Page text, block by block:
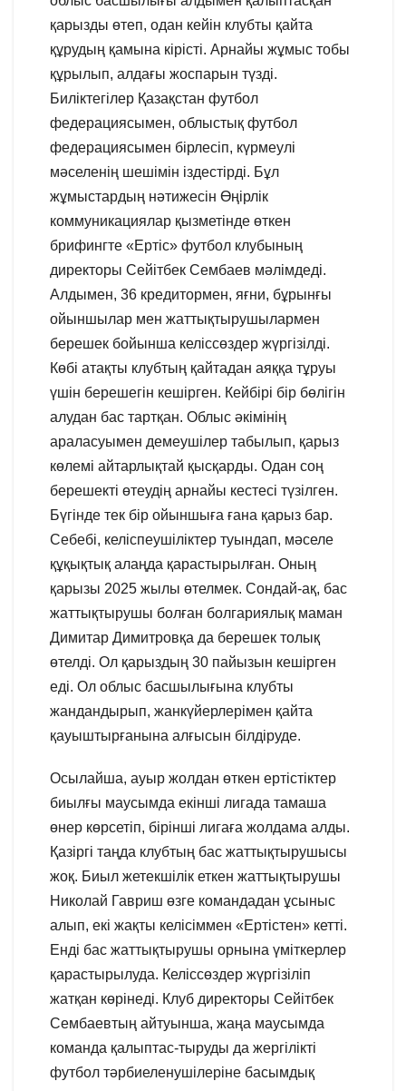
қарызды өтеп, одан кейін клубты қайта
құрудың қамына кірісті. Арнайы жұмыс тобы
құрылып, алдағы жоспарын түзді.
Биліктегілер Қазақстан футбол
федерациясымен, облыстық футбол
федерациясымен бірлесіп, күрмеулі
мәселенің шешімін іздестірді. Бұл
жұмыстардың нәтижесін Өңірлік
коммуникациялар қызметінде өткен
брифингте «Ертіс» футбол клубының
директоры Сейітбек Сембаев мәлімдеді.
Алдымен, 36 кредитормен, яғни, бұрынғы
ойыншылар мен жаттықтырушылармен
берешек бойынша келіссөздер жүргізілді.
Көбі атақты клубтың қайтадан аяққа тұруы
үшін берешегін кешірген. Кейбірі бір бөлігін
алудан бас тартқан. Облыс әкімінің
араласуымен демеушілер табылып, қарыз
көлемі айтарлықтай қысқарды. Одан соң
берешекті өтеудің арнайы кестесі түзілген.
Бүгінде тек бір ойыншыға ғана қарыз бар.
Себебі, келіспеушіліктер туындап, мәселе
құқықтық алаңда қарастырылған. Оның
қарызы 2025 жылы өтелмек. Сондай-ақ, бас
жаттықтырушы болған болгариялық маман
Димитар Димитровқа да берешек толық
өтелді. Ол қарыздың 30 пайызын кешірген
еді. Ол облыс басшылығына клубты
жандандырып, жанкүйерлерімен қайта
қауыштырғанына алғысын білдіруде.
Осылайша, ауыр жолдан өткен ертістіктер
биылғы маусымда екінші лигада тамаша
өнер көрсетіп, бірінші лигаға жолдама алды.
Қазіргі таңда клубтың бас жаттықтырушысы
жоқ. Биыл жетекшілік еткен жаттықтырушы
Николай Гавриш өзге командадан ұсыныс
алып, екі жақты келісіммен «Ертістен» кетті.
Енді бас жаттықтырушы орнына үміткерлер
қарастырылуда. Келіссөздер жүргізіліп
жатқан көрінеді. Клуб директоры Сейітбек
Сембаевтың айтуынша, жаңа маусымда
команда қалыптас-тыруды да жергілікті
футбол тәрбиеленушілеріне басымдық